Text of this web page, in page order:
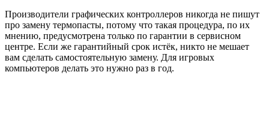
Производители графических контроллеров никогда не пишут
про замену термопасты, потому что такая процедура, по их
мнению, предусмотрена только по гарантии в сервисном
центре. Если же гарантийный срок истёк, никто не мешает
вам сделать самостоятельную замену. Для игровых
компьютеров делать это нужно раз в год.